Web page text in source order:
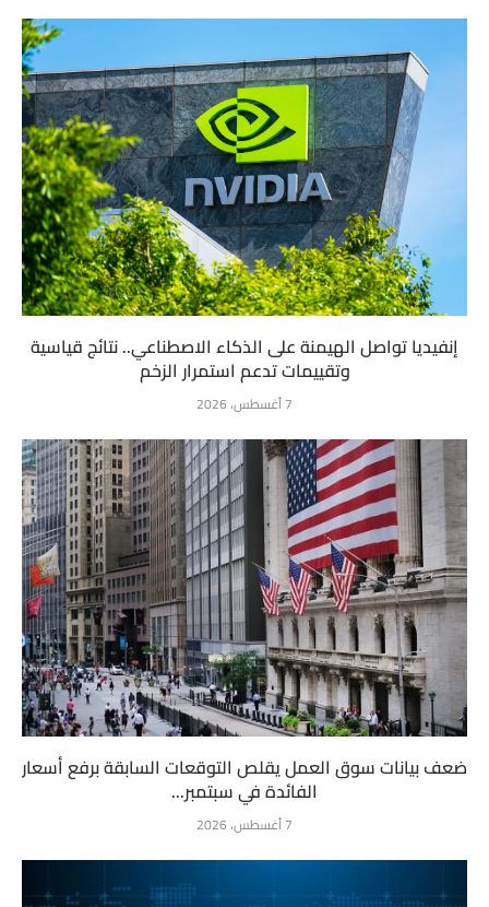
إنفيديا تواصل الهيمنة على الذكاء الاصطناعي.. نتائج قياسية
وتقييمات تدعم استمرار الزخم
7 أغسطس، 2026
ضعف بيانات سوق العمل يقلص التوقعات السابقة برفع أسعار
الفائدة في سبتمبر...
7 أغسطس، 2026